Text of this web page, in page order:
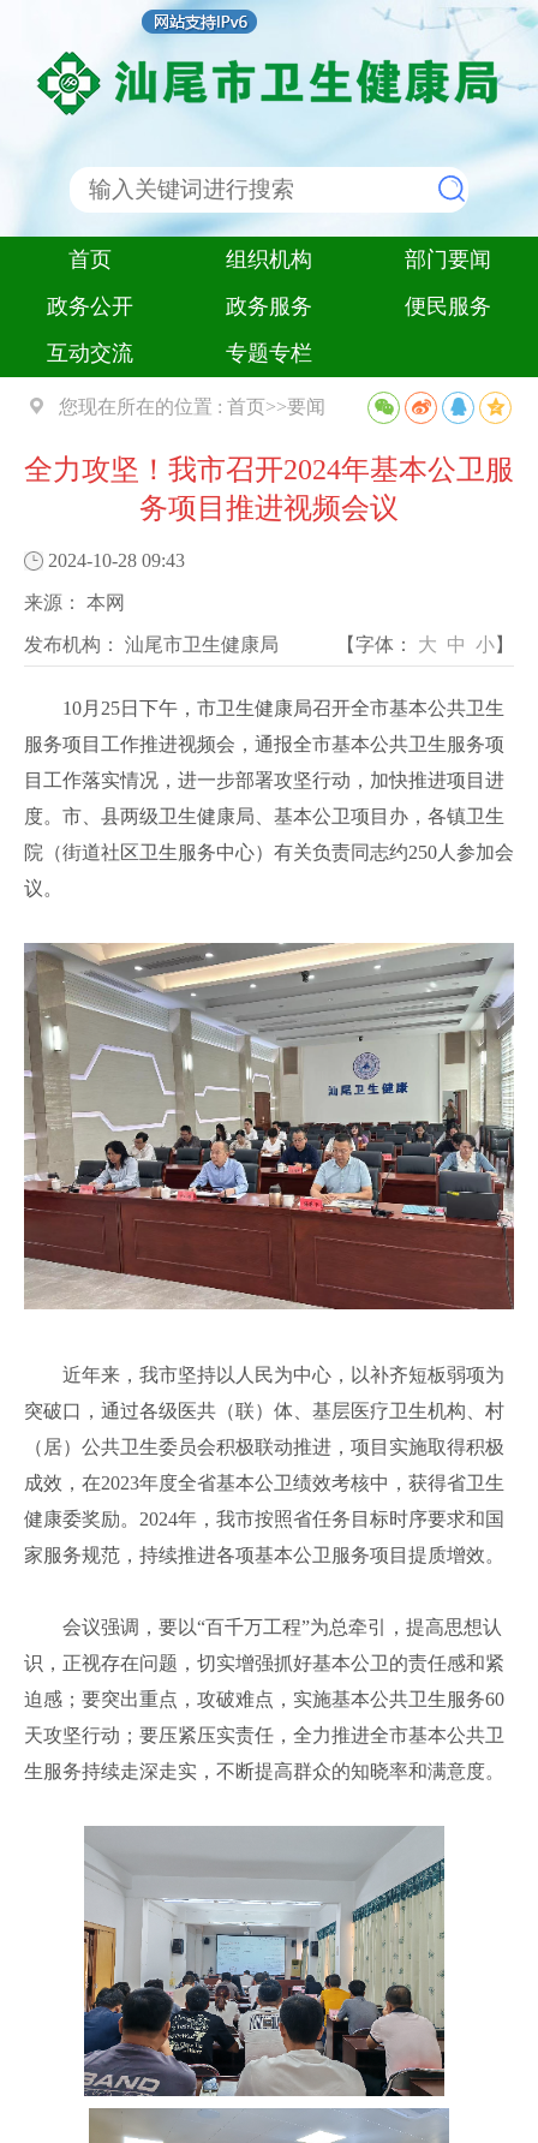
首页 组织机构
部门要闻
政务公开
政务服务
便民服务
互动交流
专题专栏
您现在所在的位置 : 首页>>要闻
全力攻坚！我市召开2024年基本公卫服
务项目推进视频会议
2024-10-28 09:43
来源： 本网
发布机构： 汕尾市卫生健康局 【字体： 大 中 小】
10月25日下午，市卫生健康局召开全市基本公共卫生
服务项目工作推进视频会，通报全市基本公共卫生服务项
目工作落实情况，进一步部署攻坚行动，加快推进项目进
度。市、县两级卫生健康局、基本公卫项目办，各镇卫生
院（街道社区卫生服务中心）有关负责同志约250人参加会
议。
近年来，我市坚持以人民为中心，以补齐短板弱项为
突破口，通过各级医共（联）体、基层医疗卫生机构、村
（居）公共卫生委员会积极联动推进，项目实施取得积极
成效，在2023年度全省基本公卫绩效考核中，获得省卫生
健康委奖励。2024年，我市按照省任务目标时序要求和国
家服务规范，持续推进各项基本公卫服务项目提质增效。
会议强调，要以“百千万工程”为总牵引，提高思想认
识，正视存在问题，切实增强抓好基本公卫的责任感和紧
迫感；要突出重点，攻破难点，实施基本公共卫生服务60
天攻坚行动；要压紧压实责任，全力推进全市基本公共卫
生服务持续走深走实，不断提高群众的知晓率和满意度。